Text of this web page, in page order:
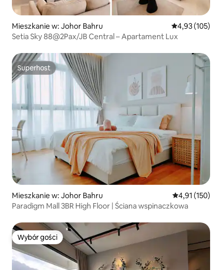
Mieszkanie w: Johor Bahru Średnia
4,93 (105)
Setia Sky 88@2Pax/JB Central – Apartament Lux
Superhost
Superhost
Mieszkanie w: Johor Bahru Średnia
4,91 (150)
Paradigm Mall 3BR High Floor | Ściana wspinaczkowa
Wybór gości
Wybór gości